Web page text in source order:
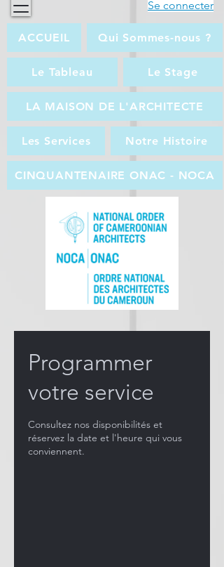
Se connecter
ACCUEIL Qui Sommes-nous ?
Le Tableau Le Stage
LA MAISON DE L'ARCHITECTE
Les Services Notre Histoire
CINQUANTENAIRE ONAC - NOCA
Programmer
votre service
Consultez nos disponibilités et
réservez la date et l'heure qui vous
conviennent.